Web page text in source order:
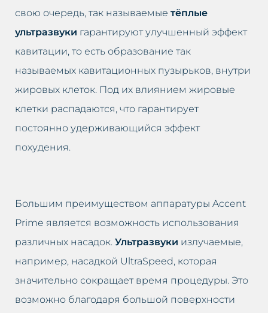
свою очередь, так называемые тёплые
ультразвуки гарантируют улучшенный эффект
кавитации, то есть образование так
называемых кавитационных пузырьков, внутри
жировых клеток. Под их влиянием жировые
клетки распадаются, что гарантирует
постоянно удерживающийся эффект
похудения.
Большим преимуществом аппаратуры Accent
Prime является возможность использования
различных насадок. Ультразвуки излучаемые,
например, насадкой UltraSpeed, которая
значительно сокращает время процедуры. Это
возможно благодаря большой поверхности